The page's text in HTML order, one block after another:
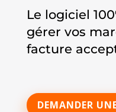
Le logiciel
gérer vos
facture
DEMANDER